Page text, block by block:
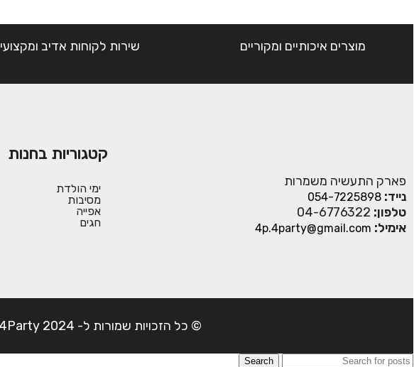
מוצרים איכותיים ומקוריים שירות לקוחות אדיב ומקצועי
פארק התעשיה משמרות
נייד: 054-7225898
טלפון: 04-6776322
אימיל: 4p.4party@gmail.com
קטגוריות בחנות
ימי הולדת
מסיבות
אפייה
חגים
© כל הזכויות שמורות ל- 4Party 2024 | כתובת: פארק התעשיה משמרות| טלפון: 054-7225898
Search